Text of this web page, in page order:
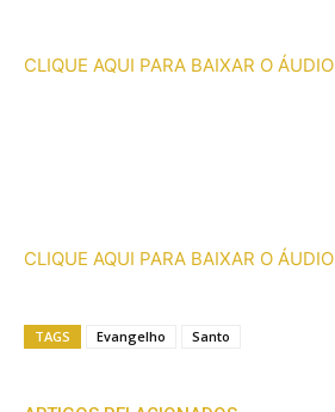
CLIQUE AQUI PARA BAIXAR O ÁUDIO
CLIQUE AQUI PARA BAIXAR O ÁUDIO
TAGS Evangelho Santo